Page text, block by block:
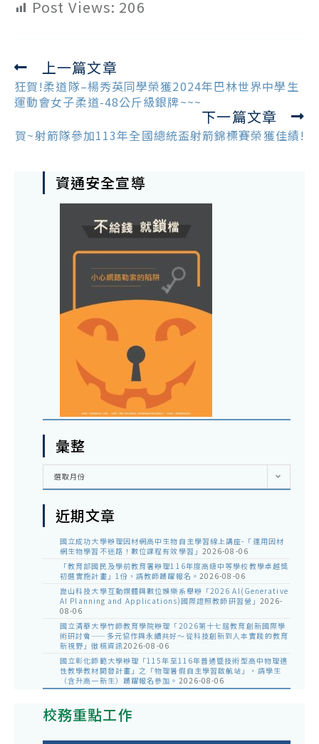
Post Views: 206
Read
more
articles
上一篇文章
狂賀!柔道隊–楊秀英同學榮獲2024年巴林世界中學生
運動會女子柔道-48公斤級銀牌~~~
下一篇文章
賀~射箭隊參加113年全國總統盃射箭錦標賽榮獲佳績!
資通安全宣導
彙整
彙
選取月份
近期文章
國立成功大學辦理因材網高中生物自主學習線上講座-「運用因材
網生物學習不迷路！數位課程有效學習」 2026-08-06
「教育部國民及學前教育署辦理116年度高級中等學校教學卓越獎
初選實施計畫」1份，請教師踴躍報名。 2026-08-06
崑山科技大學互動媒體與數位娛樂系舉辦「2026 AI(Generative
AI Planning and Applications)國際證照教師研習營」 2026-
08-06
國立清華大學竹師教育學院辦理「2026第十七屆教育創新國際學
術研討會——多元協作與永續共好～從科技創新到人本實踐的教育
新視野」徵稿資訊2026-08-06
國立彰化師範大學辦理「115年至116年普通暨技術型高中物理適
性教學教材開發計畫」之「物理暑假自主學習啟航站」，請學生
（含升高一新生）踴躍報名參加。 2026-08-06
校務重點工作